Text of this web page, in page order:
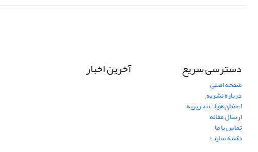
دسترسی سریع
صفحه اصلی
درباره نشریه
اعضای هیات تحریریه
ارسال مقاله
تماس با ما
نقشه سایت
آخرین اخبار